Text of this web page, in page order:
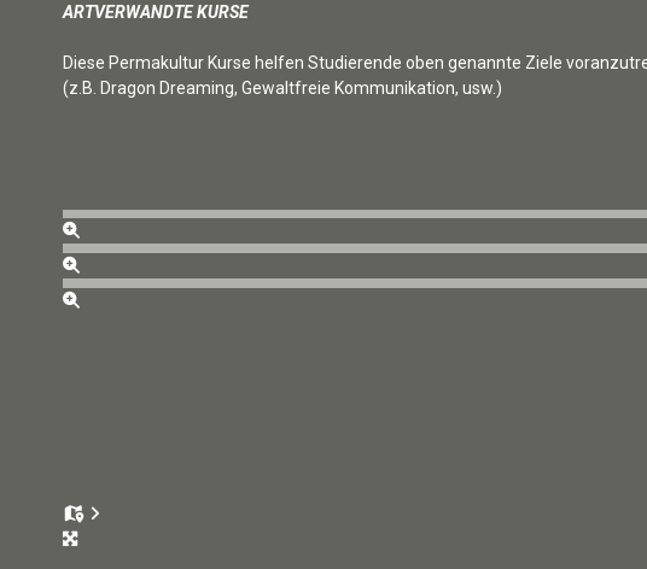
ARTVERWANDTE KURSE
Diese Permakultur Kurse helfen Studierende oben genannte Ziele
(z.B. Dragon Dreaming, Gewaltfreie Kommunikation, usw.)